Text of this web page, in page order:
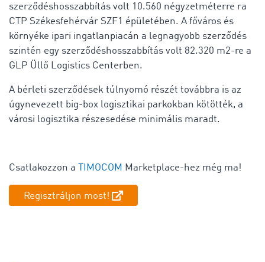
szerződéshosszabbítás volt 10.560 négyzetméterre ra
CTP Székesfehérvár SZF1 épületében. A főváros és
környéke ipari ingatlanpiacán a legnagyobb szerződés
szintén egy szerződéshosszabbítás volt 82.320 m2-re a
GLP Üllő Logistics Centerben.
A bérleti szerződések túlnyomó részét továbbra is az
úgynevezett big-box logisztikai parkokban kötötték, a
városi logisztika részesedése minimális maradt.
Csatlakozzon a TIMOCOM Marketplace-hez még ma!
Regisztráljon most!